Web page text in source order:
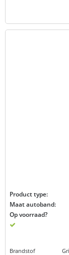
Product type:
Maat autoband:
Op voorraad?
Brandstof